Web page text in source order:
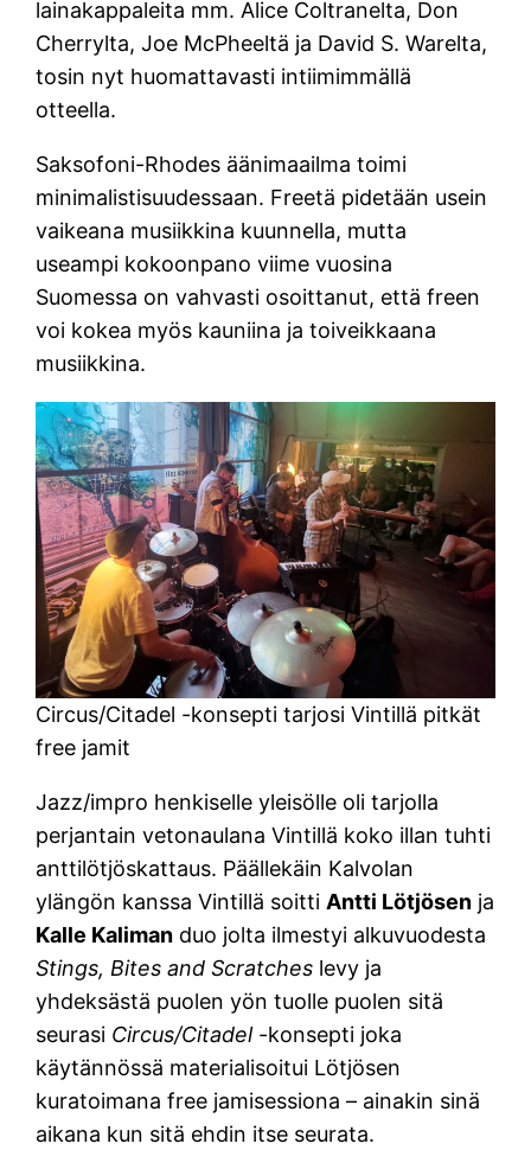
lainakappaleita mm. Alice Coltranelta, Don
Cherrylta, Joe McPheeltä ja David S. Warelta,
tosin nyt huomattavasti intiimimmällä
otteella.
Saksofoni-Rhodes äänimaailma toimi
minimalistisuudessaan. Freetä pidetään usein
vaikeana musiikkina kuunnella, mutta
useampi kokoonpano viime vuosina
Suomessa on vahvasti osoittanut, että freen
voi kokea myös kauniina ja toiveikkaana
musiikkina.
Circus/Citadel -konsepti tarjosi Vintillä pitkät
free jamit
Jazz/impro henkiselle yleisölle oli tarjolla
perjantain vetonaulana Vintillä koko illan tuhti
anttilötjöskattaus. Päällekäin Kalvolan
ylängön kanssa Vintillä soitti Antti Lötjösen ja
Kalle Kaliman duo jolta ilmestyi alkuvuodesta
Stings, Bites and Scratches levy ja
yhdeksästä puolen yön tuolle puolen sitä
seurasi Circus/Citadel -konsepti joka
käytännössä materialisoitui Lötjösen
kuratoimana free jamisessiona – ainakin sinä
aikana kun sitä ehdin itse seurata.